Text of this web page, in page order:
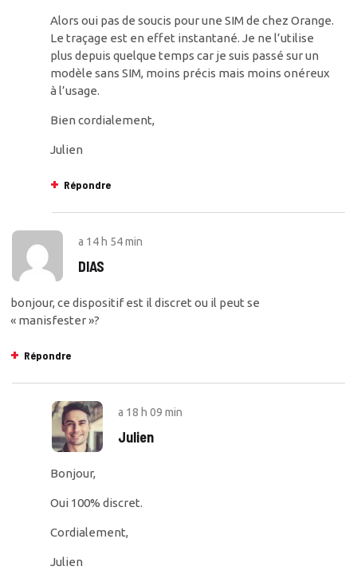
Alors oui pas de soucis pour une SIM de chez Orange.
Le traçage est en effet instantané. Je ne l’utilise
plus depuis quelque temps car je suis passé sur un
modèle sans SIM, moins précis mais moins onéreux
à l’usage.
Bien cordialement,
Julien
Répondre
a 14 h 54 min
DIAS
bonjour, ce dispositif est il discret ou il peut se
« manisfester »?
Répondre
a 18 h 09 min
Julien
Bonjour,
Oui 100% discret.
Cordialement,
Julien